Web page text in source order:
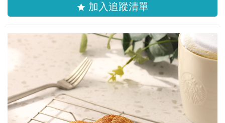
star 加入追蹤清單